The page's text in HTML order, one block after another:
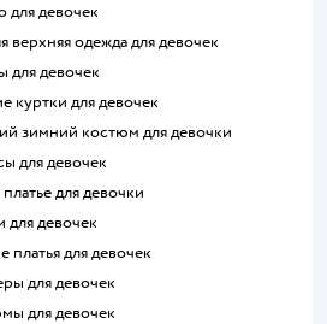
для девочек
верхняя одежда для девочек
для девочек
куртки для девочек
зимний костюм для девочки
для девочек
платье для девочки
для девочек
платья для девочек
для девочек
для девочек